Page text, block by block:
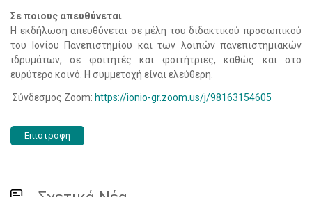
Σε ποιους απευθύνεται
Η εκδήλωση απευθύνεται σε μέλη του διδακτικού προσωπικού
του Ιονίου Πανεπιστημίου και των λοιπών πανεπιστημιακών
ιδρυμάτων, σε φοιτητές και φοιτήτριες, καθώς και στο
ευρύτερο κοινό. Η συμμετοχή είναι ελεύθερη.
Σύνδεσμος Zoom: https://ionio-gr.zoom.us/j/98163154605
Επιστροφή